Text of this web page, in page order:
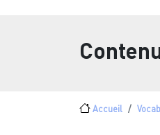
FilAccueil